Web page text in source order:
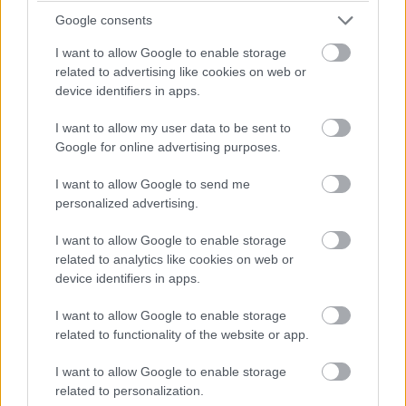
Google consents
I want to allow Google to enable storage
related to advertising like cookies on web or
device identifiers in apps.
I want to allow my user data to be sent to
Google for online advertising purposes.
I want to allow Google to send me
personalized advertising.
I want to allow Google to enable storage
related to analytics like cookies on web or
device identifiers in apps.
I want to allow Google to enable storage
related to functionality of the website or app.
I want to allow Google to enable storage
related to personalization.
A diákoknak már nem elég a magas órabér,
#pénztárgép #távközlés #nav
#határidő
#nemzetgazdasági minisztérium
Mobilos fizetési rendszer a
Facebooktól
Wiezner István | 2013 augusztus 18. 17:00